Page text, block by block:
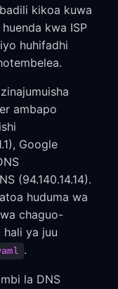
kikoa kuwa
kwa ISP
huhifadhi
ambapo
Google
(94.140.14.14).
huduma wa
chaguo-
hali ya juu
.
la DNS